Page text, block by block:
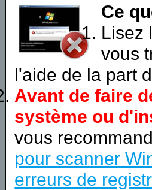
Ce
Lisez
vous
l'aide de la part
Avant de faire
système ou
vous
pour scanner
erreurs de